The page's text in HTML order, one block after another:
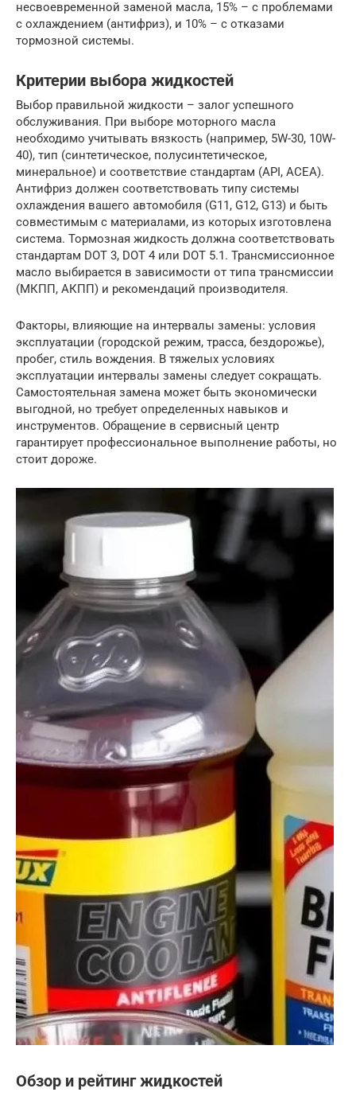
несвоевременной заменой масла, 15% – с проблемами
с охлаждением (антифриз), и 10% – с отказами
тормозной системы.
Критерии выбора жидкостей
Выбор правильной жидкости – залог успешного
обслуживания. При выборе моторного масла
необходимо учитывать вязкость (например, 5W-30, 10W-
40), тип (синтетическое, полусинтетическое,
минеральное) и соответствие стандартам (API, ACEA).
Антифриз должен соответствовать типу системы
охлаждения вашего автомобиля (G11, G12, G13) и быть
совместимым с материалами, из которых изготовлена
система. Тормозная жидкость должна соответствовать
стандартам DOT 3, DOT 4 или DOT 5.1. Трансмиссионное
масло выбирается в зависимости от типа трансмиссии
(МКПП, АКПП) и рекомендаций производителя.
Факторы, влияющие на интервалы замены: условия
эксплуатации (городской режим, трасса, бездорожье),
пробег, стиль вождения. В тяжелых условиях
эксплуатации интервалы замены следует сокращать.
Самостоятельная замена может быть экономически
выгодной, но требует определенных навыков и
инструментов. Обращение в сервисный центр
гарантирует профессиональное выполнение работы, но
стоит дороже.
Обзор и рейтинг жидкостей